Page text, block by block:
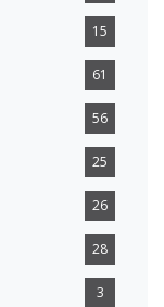
15
61
56
25
26
28
3